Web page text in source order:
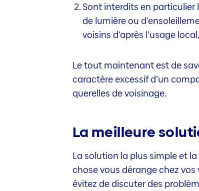
Sont interdits en particulier
de lumière ou
voisins d’après l’usage
Le tout maintenant est de
caractère excessif d’un
querelles de voisinage.
La meilleure
La solution la plus simple et
chose vous dérange chez
évitez de discuter des